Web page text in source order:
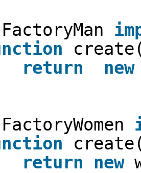
FactoryMan
return
new
FactoryWomen
return new